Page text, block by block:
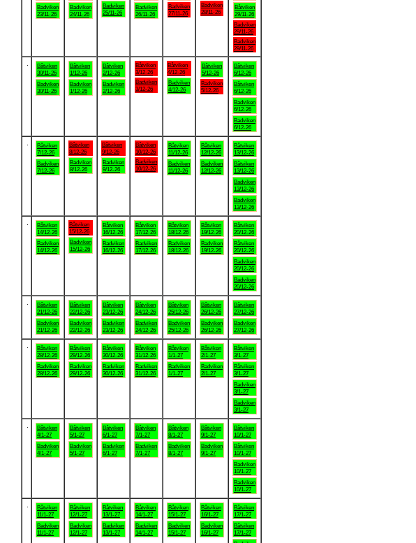
Badviken
23/11-26
Badviken
24/11-26
Badviken
25/11-26
Badviken
26/11-26
Badviken
27/11-26
Badviken
28/11-26
Båtviken
29/11-26
Badviken
29/11-26
Badviken
29/11-26
Båtviken
30/11-26
Badviken
30/11-26
Båtviken
1/12-26
Badviken
1/12-26
Båtviken
2/12-26
Badviken
2/12-26
Båtviken
3/12-26
Badviken
3/12-26
Båtviken
4/12-26
Badviken
4/12-26
Båtviken
5/12-26
Badviken
5/12-26
Båtviken
6/12-26
Båtviken
6/12-26
Badviken
6/12-26
Badviken
6/12-26
Båtviken
7/12-26
Badviken
7/12-26
Båtviken
8/12-26
Badviken
8/12-26
Båtviken
9/12-26
Badviken
9/12-26
Båtviken
10/12-26
Badviken
10/12-26
Båtviken
11/12-26
Badviken
11/12-26
Båtviken
12/12-26
Badviken
12/12-26
Båtviken
13/12-26
Båtviken
13/12-26
Badviken
13/12-26
Badviken
13/12-26
Båtviken
14/12-26
Badviken
14/12-26
Båtviken
15/12-26
Badviken
15/12-26
Båtviken
16/12-26
Badviken
16/12-26
Båtviken
17/12-26
Badviken
17/12-26
Båtviken
18/12-26
Badviken
18/12-26
Båtviken
19/12-26
Badviken
19/12-26
Båtviken
20/12-26
Båtviken
20/12-26
Badviken
20/12-26
Badviken
20/12-26
Båtviken
21/12-26
Badviken
21/12-26
Båtviken
22/12-26
Badviken
22/12-26
Båtviken
23/12-26
Badviken
23/12-26
Båtviken
24/12-26
Badviken
24/12-26
Båtviken
25/12-26
Badviken
25/12-26
Båtviken
26/12-26
Badviken
26/12-26
Båtviken
27/12-26
Badviken
27/12-26
Båtviken
28/12-26
Badviken
28/12-26
Båtviken
29/12-26
Badviken
29/12-26
Båtviken
30/12-26
Badviken
30/12-26
Båtviken
31/12-26
Badviken
31/12-26
Båtviken
1/1-27
Badviken
1/1-27
Båtviken
2/1-27
Badviken
2/1-27
Båtviken
3/1-27
Båtviken
3/1-27
Badviken
3/1-27
Badviken
3/1-27
Båtviken
4/1-27
Badviken
4/1-27
Båtviken
5/1-27
Badviken
5/1-27
Båtviken
6/1-27
Badviken
6/1-27
Båtviken
7/1-27
Badviken
7/1-27
Båtviken
8/1-27
Badviken
8/1-27
Båtviken
9/1-27
Badviken
9/1-27
Båtviken
10/1-27
Båtviken
10/1-27
Badviken
10/1-27
Badviken
10/1-27
Båtviken
11/1-27
Badviken
11/1-27
Båtviken
12/1-27
Badviken
12/1-27
Båtviken
13/1-27
Badviken
13/1-27
Båtviken
14/1-27
Badviken
14/1-27
Båtviken
15/1-27
Badviken
15/1-27
Båtviken
16/1-27
Badviken
16/1-27
Båtviken
17/1-27
Båtviken
17/1-27